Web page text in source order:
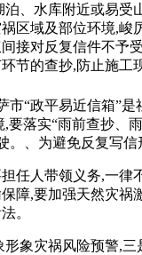
、水库附近或易
区域及部位环境,
接对反复信件不
节的查抄,防止施工
市“政平易近信箱”
落实“雨前查抄、
。、为避免反复写
人带领义务,一律
障,要加强天然灾
。
灾祸风险预警,三